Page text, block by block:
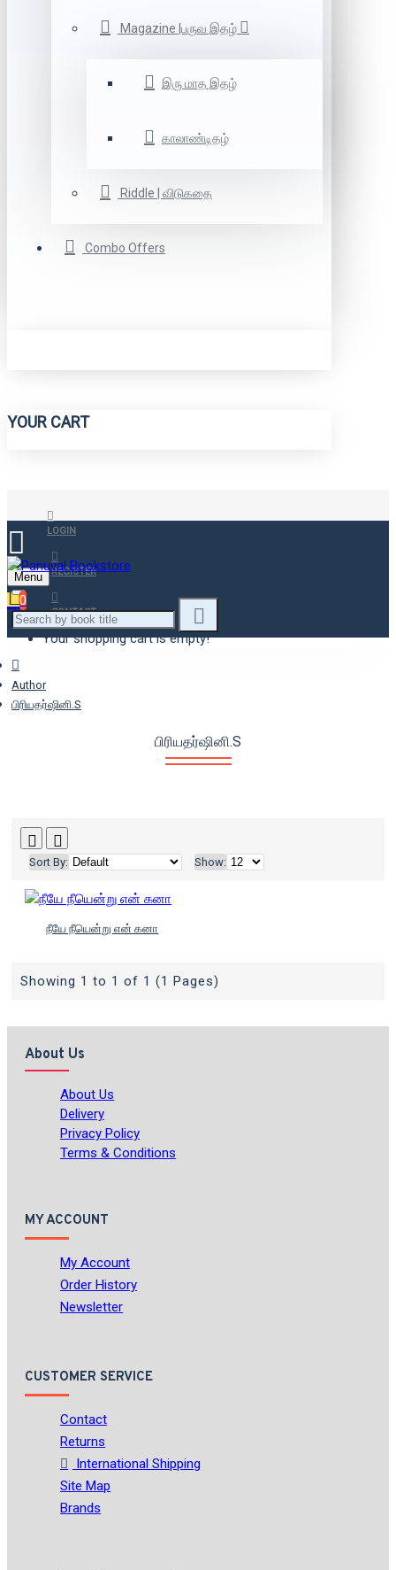
Magazine |பருவ இதழ்
இரு மாத இதழ்
காலாண்டிதழ்
Riddle | விடுகதை
Combo Offers
YOUR CART
LOGIN
REGISTER
CONTACT
Menu
0
Your shopping cart is empty!
Author
பிரியதர்ஷினி.S
பிரியதர்ஷினி.S
Sort By: Show:
நீயே நீயென்று என் கனா
Showing 1 to 1 of 1 (1 Pages)
About Us
About Us
Delivery
Privacy Policy
Terms & Conditions
MY ACCOUNT
My Account
Order History
Newsletter
CUSTOMER SERVICE
Contact
Returns
International Shipping
Site Map
Brands